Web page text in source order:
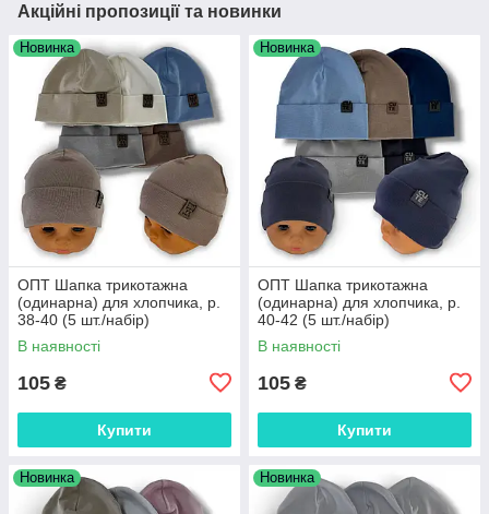
Акційні пропозиції та новинки
Новинка
ОПТ Шапка трикотажна
(одинарна) для хлопчика, р.
38-40 (5 шт./набір)
В наявності
105 ₴
Купити
Новинка
ОПТ Шапка трикотажна
(одинарна) для хлопчика, р.
40-42 (5 шт./набір)
В наявності
105 ₴
Купити
Новинка Новинка